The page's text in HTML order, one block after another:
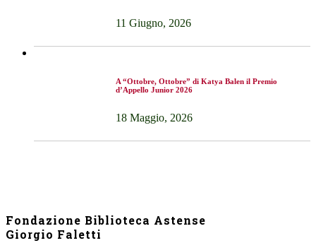
11 Giugno, 2026
A “Ottobre, Ottobre” di Katya Balen il Premio
d’Appello Junior 2026
18 Maggio, 2026
Fondazione Biblioteca Astense
Giorgio Faletti